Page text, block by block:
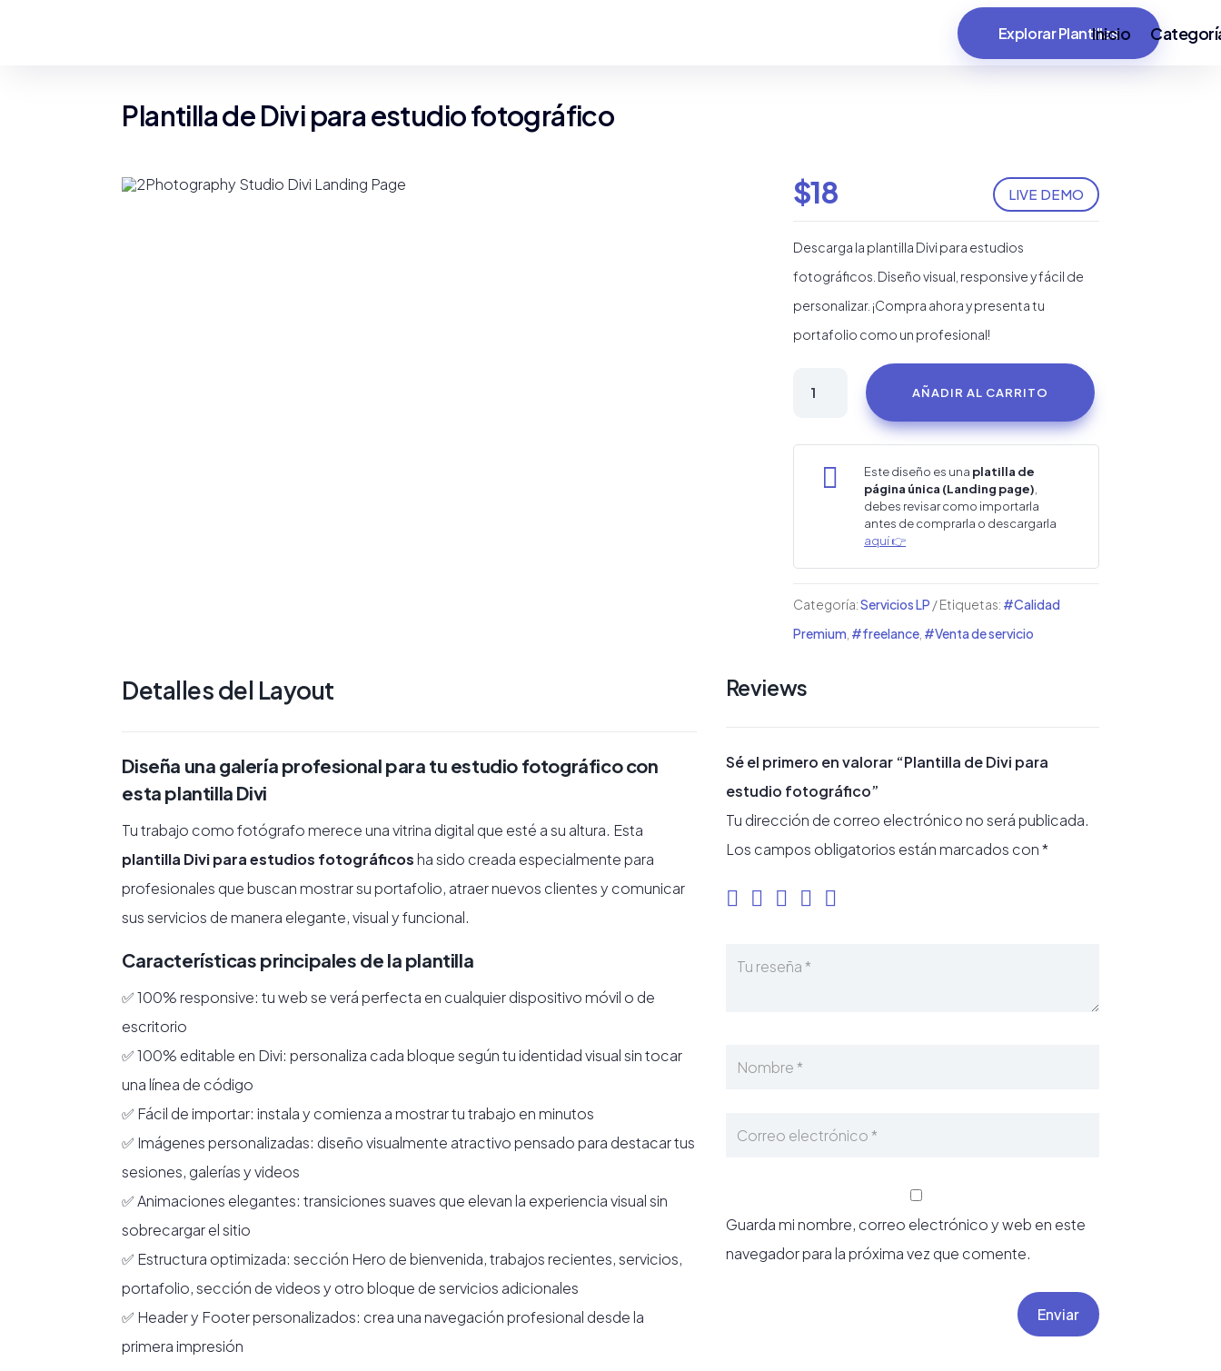
Inicio
Explorar Plantillas
Plantilla de Divi para estudio fotográfico
LIVE DEMO
$18
Descarga la plantilla Divi para estudios
fotográficos. Diseño visual, responsive y fácil de
personalizar. ¡Compra ahora y presenta tu
portafolio como un profesional!
fotográfico
AÑADIR AL CARRITO
 Este diseño es una platilla de
página única (Landing page)
debes revisar como importarla
antes de comprarla o descargarla
aquí 👉
Categoría:Servicios LP Etiquetas: #Calidad
Premium #freelance, #Venta de servicio
Detalles del Layout
Diseña una galería profesional para tu estudio fotográfico con
esta plantilla Divi
Tu trabajo como fotógrafo merece una vitrina digital que esté a su altura. Esta
plantilla Divi para estudios fotográficosha sido creada especialmente para
profesionales que buscan mostrar su portafolio, atraer nuevos clientes y comunicar
sus servicios de manera elegante, visual y funcional.
Características principales de la plantilla
✅ 100% responsive: tu web se verá perfecta en cualquier dispositivo móvil o de
escritorio
✅ 100% editable en Divi: personaliza cada bloque según tu identidad visual sin tocar
una línea de código
✅ Fácil de importar: instala y comienza a mostrar tu trabajo en minutos
✅ Imágenes personalizadas: diseño visualmente atractivo pensado para destacar tus
sesiones, galerías y videos
✅ Animaciones elegantes: transiciones suaves que elevan la experiencia visual sin
sobrecargar el sitio
✅ Estructura optimizada: sección Hero de bienvenida, trabajos recientes, servicios,
portafolio, sección de videos y otro bloque de servicios adicionales
✅ Header y Footer personalizados: crea una navegación profesional desde la
primera impresión
Reviews
Sé el primero en valorar “Plantilla de Divi para
estudio fotográfico”
Tu dirección de correo electrónico no será publicada.
Los campos obligatorios están marcados con*
Guarda mi nombre, correo electrónico y web en este
navegador para la próxima vez que comente.
Enviar